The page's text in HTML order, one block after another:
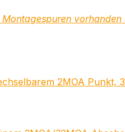
vorhanden
2MOA Punkt,